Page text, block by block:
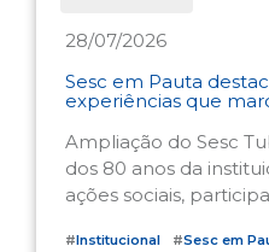
28/07/2026
Sesc em Pauta
experiências que
Ampliação do Sesc
dos 80 anos da
ações sociais,
#Institucional #Sesc em